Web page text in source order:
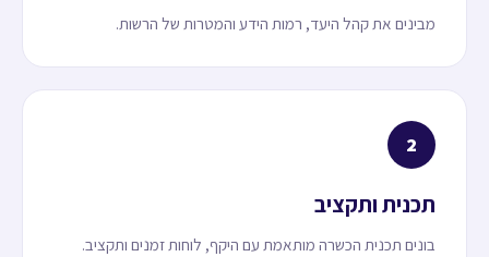
מבינים את קהל היעד, רמות הידע והמטרות של הרשות.
2
תכנית ותקציב
בונים תכנית הכשרה מותאמת עם היקף, לוחות זמנים ותקציב.